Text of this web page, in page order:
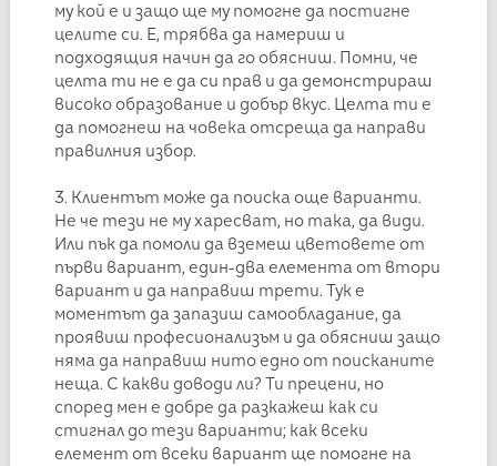
му кой е и защо ще му помогне да постигне
целите си. Е, трябва да намериш и
подходящия начин да го обясниш. Помни, че
целта ти не е да си прав и да демонстрираш
високо образование и добър вкус. Целта ти е
да помогнеш на човека отсреща да направи
правилния избор.
3. Клиентът може да поиска още варианти.
Не че тези не му харесват, но така, да види.
Или пък да помоли да вземеш цветовете от
първи вариант, един-два елемента от втори
вариант и да направиш трети. Тук е
моментът да запазиш самообладание, да
проявиш професионализъм и да обясниш защо
няма да направиш нито едно от поисканите
неща. С какви доводи ли? Ти прецени, но
според мен е добре да разкажеш как си
стигнал до тези варианти; как всеки
елемент от всеки вариант ще помогне на